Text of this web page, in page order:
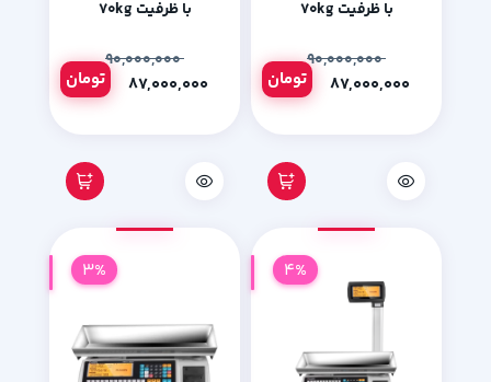
با ظرفیت ۷۰kg
۹۰,۰۰۰,۰۰۰
تومان
با ظرفیت ۷۰kg
۹۰,۰۰۰,۰۰۰
تومان
4%
3%